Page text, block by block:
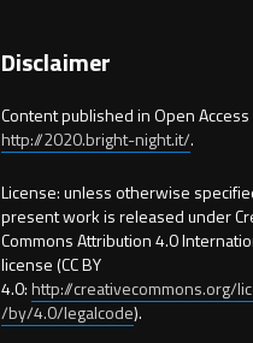
Disclaimer
Content published in Open
http://2020.bright-night.it/.
License: unless otherwise
present work is released under
Commons Attribution 4.0
license (CC BY
4.0:http://creativecommons.org/
/by/4.0/legalcode).